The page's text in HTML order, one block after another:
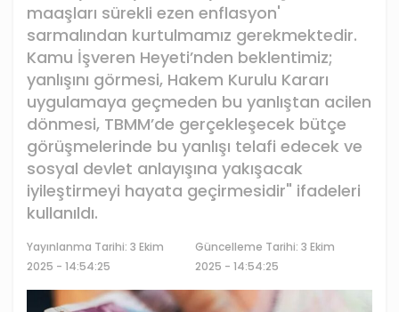
maaşları sürekli ezen enflasyon'
sarmalından kurtulmamız gerekmektedir.
Kamu İşveren Heyeti’nden beklentimiz;
yanlışını görmesi, Hakem Kurulu Kararı
uygulamaya geçmeden bu yanlıştan acilen
dönmesi, TBMM’de gerçekleşecek bütçe
görüşmelerinde bu yanlışı telafi edecek ve
sosyal devlet anlayışına yakışacak
iyileştirmeyi hayata geçirmesidir" ifadeleri
kullanıldı.
Yayınlanma Tarihi: 3 Ekim
2025 - 14:54:25
Güncelleme Tarihi: 3 Ekim
2025 - 14:54:25